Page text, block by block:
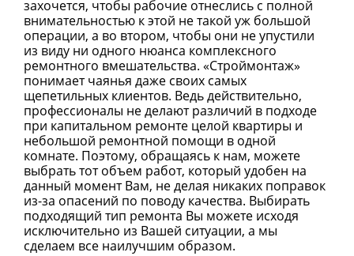
захочется, чтобы рабочие отнеслись с полной
внимательностью к этой не такой уж большой
операции, а во втором, чтобы они не упустили
из виду ни одного нюанса комплексного
ремонтного вмешательства. «Строймонтаж»
понимает чаянья даже своих самых
щепетильных клиентов. Ведь действительно,
профессионалы не делают различий в подходе
при капитальном ремонте целой квартиры и
небольшой ремонтной помощи в одной
комнате. Поэтому, обращаясь к нам, можете
выбрать тот объем работ, который удобен на
данный момент Вам, не делая никаких поправок
из-за опасений по поводу качества. Выбирать
подходящий тип ремонта Вы можете исходя
исключительно из Вашей ситуации, а мы
сделаем все наилучшим образом.